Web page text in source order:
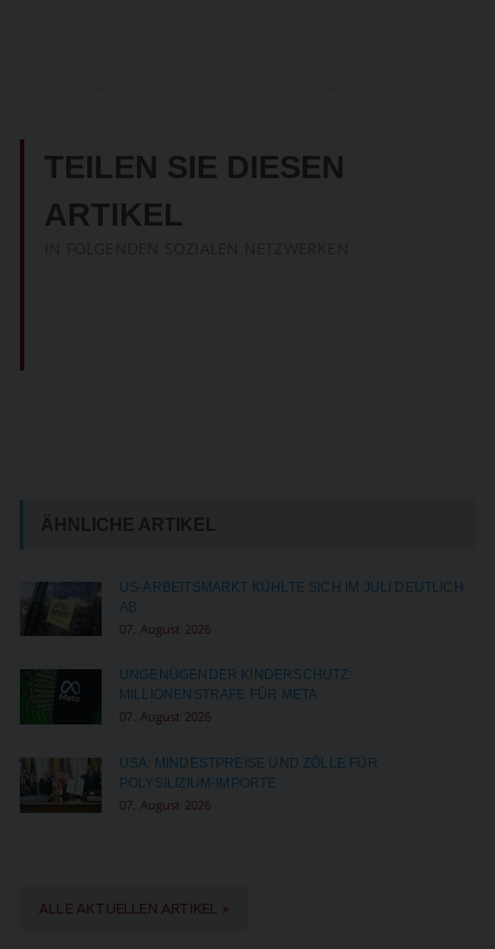
TEILEN SIE DIESEN
ARTIKEL
ÄHNLICHE ARTIKEL
US-ARBEITSMARKT KÜHLTE SICH IM JULI DEUTLICH
AB
07. August 2026
UNGENÜGENDER KINDERSCHUTZ:
MILLIONENSTRAFE FÜR META
07. August 2026
USA: MINDESTPREISE UND ZÖLLE FÜR
POLYSILIZIUM-IMPORTE
07. August 2026
ALLE AKTUELLEN ARTIKEL »